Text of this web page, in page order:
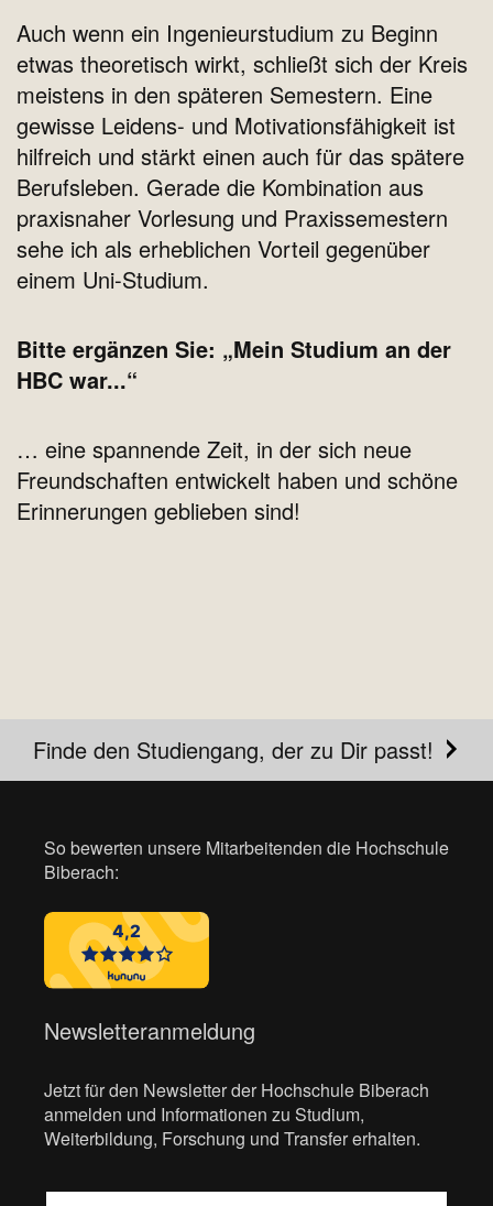
Auch wenn ein Ingenieurstudium zu Beginn
etwas theoretisch wirkt, schließt sich der Kreis
meistens in den späteren Semestern. Eine
gewisse Leidens- und Motivationsfähigkeit ist
hilfreich und stärkt einen auch für das spätere
Berufsleben. Gerade die Kombination aus
praxisnaher Vorlesung und Praxissemestern
sehe ich als erheblichen Vorteil gegenüber
einem Uni-Studium.
Bitte ergänzen Sie: „Mein Studium an der
HBC war...“
… eine spannende Zeit, in der sich neue
Freundschaften entwickelt haben und schöne
Erinnerungen geblieben sind!
Finde den Studiengang, der zu Dir passt!
So bewerten unsere Mitarbeitenden die Hochschule
Biberach:
Newsletteranmeldung
Jetzt für den Newsletter der Hochschule Biberach
anmelden und Informationen zu Studium,
Weiterbildung, Forschung und Transfer erhalten.